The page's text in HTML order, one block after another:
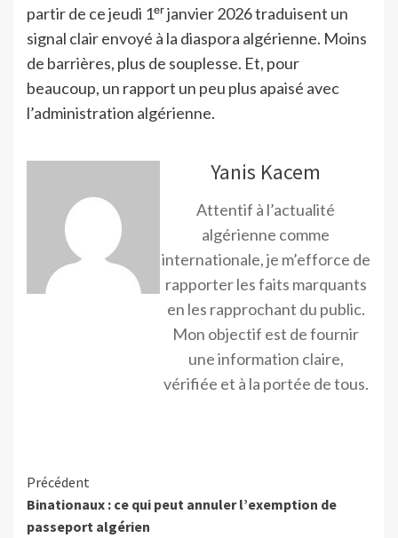
partir de ce jeudi 1ᵉʳ janvier 2026 traduisent un
signal clair envoyé à la diaspora algérienne. Moins
de barrières, plus de souplesse. Et, pour
beaucoup, un rapport un peu plus apaisé avec
l’administration algérienne.
Yanis Kacem
Attentif à l’actualité
algérienne comme
internationale, je m’efforce de
rapporter les faits marquants
en les rapprochant du public.
Mon objectif est de fournir
une information claire,
vérifiée et à la portée de tous.
Précédent
Binationaux : ce qui peut annuler l’exemption de
passeport algérien